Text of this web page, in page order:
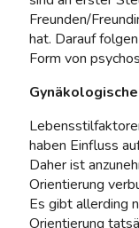
Freunden/
hat. Darauf
Form von
haben Einfluss
Daher ist
Orientierung
Es gibt allerding
Orientierung